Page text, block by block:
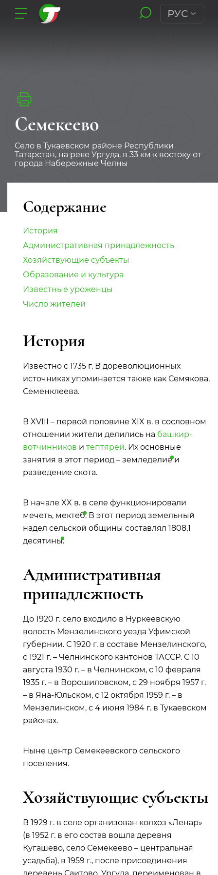
РУС
Семекеево
Село в Тукаевском районе Республики
Татарстан, на реке Ургуда, в 33 км к востоку от
города Набережные Челны
Содержание
История
Административная принадлежность
Хозяйствующие субъекты
Образование и культура
Известные уроженцы
Число жителей
История
Известно с 1735 г. В дореволюционных
источниках упоминается также как Семякова,
Семенклеева.
В XVIII – первой половине XIX в. в сословном
отношении жители делились на башкир-
вотчинников и тептярей. Их основные
занятия в этот период – земледелиеи
разведение скота.
В начале XX в. в селе функционировали
мечеть, мектеб. В этот период земельный
надел сельской общины составлял 1808,1
десятины.
Административная
принадлежность
До 1920 г. село входило в Нуркеевскую
волость Мензелинского уезда Уфимской
губернии. С 1920 г. в составе Мензелинского,
с 1921 г. – Челнинского кантонов ТАССР. С 10
августа 1930 г. – в Челнинском, с 10 февраля
1935 г. – в Ворошиловском, с 29 ноября 1957 г.
– в Яна-Юльском, с 12 октября 1959 г. – в
Мензелинском, с 4 июня 1984 г. в Тукаевском
районах.
Ныне центр Семекеевского сельского
поселения.
Хозяйствующие субъекты
В 1929 г. в селе организован колхоз «Ленар»
(в 1952 г. в его состав вошла деревня
Кугашево, село Семекеево – центральная
усадьба), в 1959 г., после присоединения